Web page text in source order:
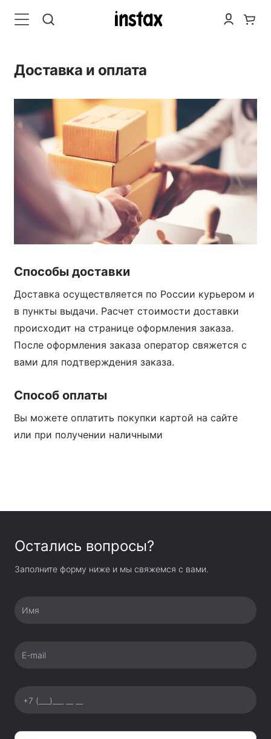
Доставка и оплата
Способы доставки
Доставка осуществляется по России курьером и
в пункты выдачи. Расчет стоимости доставки
происходит на странице оформления заказа.
После оформления заказа оператор свяжется с
вами для подтверждения заказа.
Способ оплаты
Вы можете оплатить покупки картой на сайте
или при получении наличными
Остались вопросы?
Заполните форму ниже и мы свяжемся с вами.
Имя
E-mail